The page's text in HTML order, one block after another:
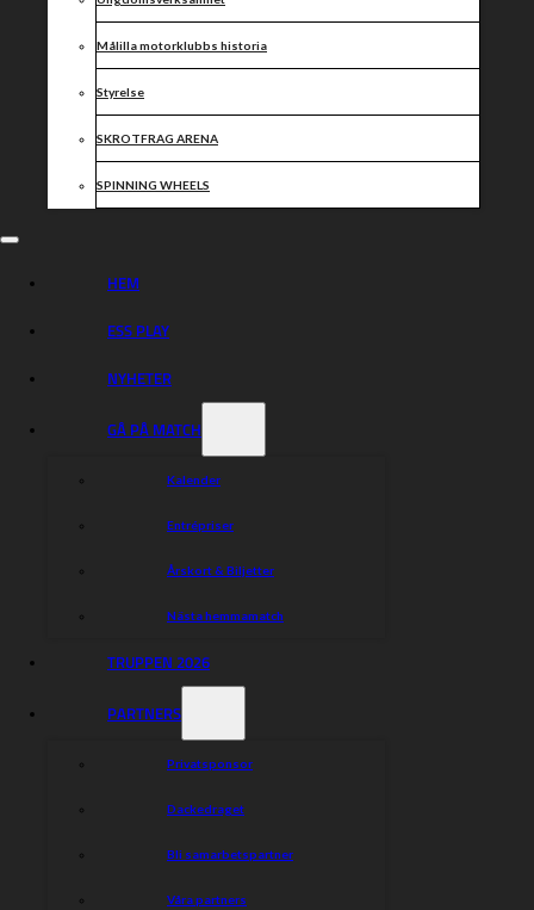
Målilla motorklubbs historia
Styrelse
SKROTFRAG ARENA
SPINNING WHEELS
HEM
ESS PLAY
NYHETER
GÅ PÅ MATCH
Kalender
Entrépriser
Årskort & Biljetter
Nästa hemmamatch
TRUPPEN 2026
PARTNERS
Privatsponsor
Dackedraget
Bli samarbetspartner
Våra partners